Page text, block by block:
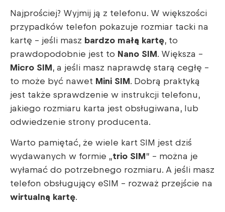
Najprościej? Wyjmij ją z telefonu. W większości
przypadków telefon pokazuje rozmiar tacki na
kartę – jeśli masz bardzo małą kartę, to
prawdopodobnie jest to Nano SIM . Większa –
Micro SIM , a jeśli masz naprawdę starą cegłę –
to może być nawet Mini SIM . Dobrą praktyką
jest także sprawdzenie w instrukcji telefonu,
jakiego rozmiaru karta jest obsługiwana, lub
odwiedzenie strony producenta.
Warto pamiętać, że wiele kart SIM jest dziś
wydawanych w formie „trio SIM ” – można je
wyłamać do potrzebnego rozmiaru. A jeśli masz
telefon obsługujący eSIM – rozważ przejście na
wirtualną kartę.